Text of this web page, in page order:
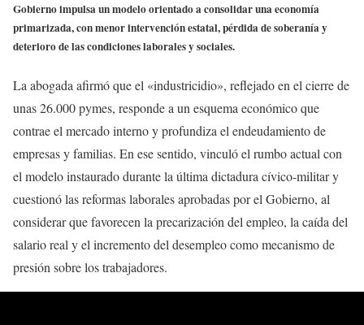
Gobierno impulsa un modelo orientado a consolidar una economía
primarizada, con menor intervención estatal, pérdida de soberanía y
deterioro de las condiciones laborales y sociales.
La abogada afirmó que el «industricidio», reflejado en el cierre de
unas 26.000 pymes, responde a un esquema económico que
contrae el mercado interno y profundiza el endeudamiento de
empresas y familias. En ese sentido, vinculó el rumbo actual con
el modelo instaurado durante la última dictadura cívico-militar y
cuestionó las reformas laborales aprobadas por el Gobierno, al
considerar que favorecen la precarización del empleo, la caída del
salario real y el incremento del desempleo como mecanismo de
presión sobre los trabajadores.